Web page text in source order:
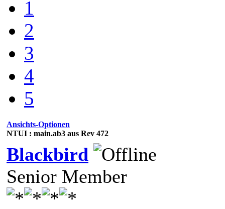
1
2
3
4
5
Ansichts-Optionen
NTUI : main.ab3 aus Rev 472
Blackbird
Senior Member